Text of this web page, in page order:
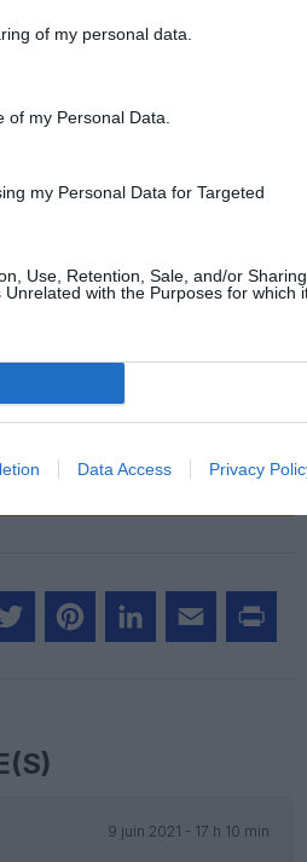
of my personal data.
my Personal Data.
my Personal Data for Targeted
Use, Retention, Sale, and/or Sharing
with the Purposes for which
Data Access Privacy
?
9 juin 2021 - 17 h 10 min